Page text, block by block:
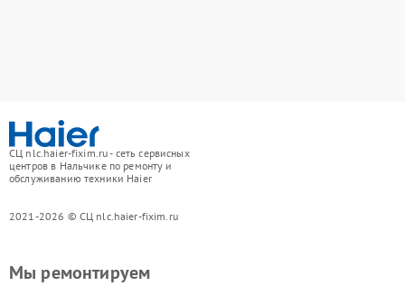
СЦ nlc.haier-fixim.ru - сеть сервисных
центров в Нальчике по ремонту и
обслуживанию техники Haier
2021-2026 © СЦ nlc.haier-fixim.ru
Мы ремонтируем